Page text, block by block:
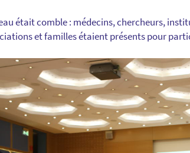
était comble : médecins, chercheurs,
et familles étaient présents pour